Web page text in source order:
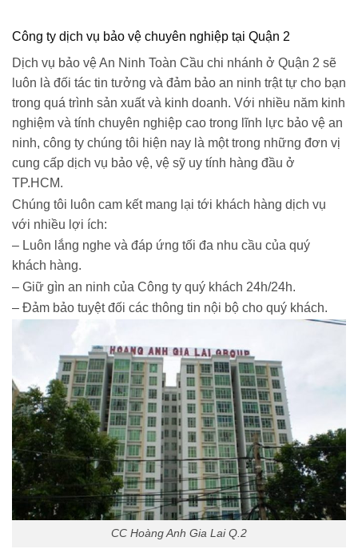
Công ty dịch vụ bảo vệ chuyên nghiệp tại Quận 2
Dịch vụ bảo vệ An Ninh Toàn Cầu chi nhánh ở Quận 2 sẽ
luôn là đối tác tin tưởng và đảm bảo an ninh trật tự cho bạn
trong quá trình sản xuất và kinh doanh. Với nhiều năm kinh
nghiệm và tính chuyên nghiệp cao trong lĩnh lực bảo vệ an
ninh, công ty chúng tôi hiện nay là một trong những đơn vị
cung cấp dịch vụ bảo vệ, vệ sỹ uy tính hàng đầu ở
TP.HCM.
Chúng tôi luôn cam kết mang lại tới khách hàng dịch vụ
với nhiều lợi ích:
– Luôn lắng nghe và đáp ứng tối đa nhu cầu của quý
khách hàng.
– Giữ gìn an ninh của Công ty quý khách 24h/24h.
– Đảm bảo tuyệt đối các thông tin nội bộ cho quý khách.
CC Hoàng Anh Gia Lai Q.2